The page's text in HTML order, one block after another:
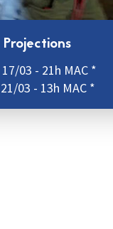
Projections
03 - 21h MAC *
03 - 13h MAC *